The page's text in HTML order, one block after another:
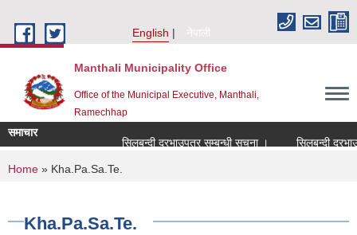
English
नेपाली
Manthali Municipality Office
Office of the Municipal Executive, Manthali,
Ramechhap
समाचार
सिलबन्दी दरभाउपत्र सम्बन्धी सूचना ।
सिलबन्दी
You are here
Home » Kha.Pa.Sa.Te.
Kha.Pa.Sa.Te.